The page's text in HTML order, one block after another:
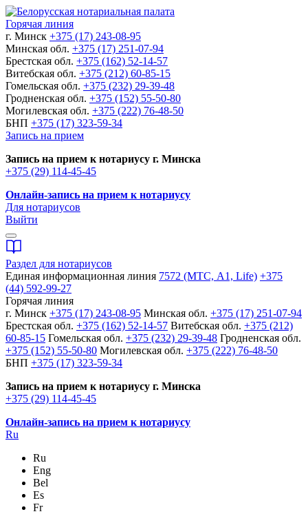
Горячая линия
г. Минск +375 (17) 243-08-95
Минская обл. +375 (17) 251-07-94
Брестская обл. +375 (162) 52-14-57
Витебская обл. +375 (212) 60-85-15
Гомельская обл. +375 (232) 29-39-48
Гродненская обл. +375 (152) 55-50-80
Могилевская обл. +375 (222) 76-48-50
БНП +375 (17) 323-59-34
Запись на прием
Запись на прием к нотариусу г. Минска
+375 (29) 114-45-45
Онлайн-запись на прием к нотариусу
Для нотариусов
Выйти
Раздел для нотариусов
Единая информационная линия 7572 (МТС, A1, Life) +375
(44) 592-99-27
Горячая линия
г. Минск +375 (17) 243-08-95 Минская обл. +375 (17) 251-07-94
Брестская обл. +375 (162) 52-14-57 Витебская обл. +375 (212)
60-85-15 Гомельская обл. +375 (232) 29-39-48 Гродненская обл.
+375 (152) 55-50-80 Могилевская обл. +375 (222) 76-48-50
БНП +375 (17) 323-59-34
Запись на прием к нотариусу г. Минска
+375 (29) 114-45-45
Онлайн-запись на прием к нотариусу
Ru
Ru
Eng
Bel
Es
Fr